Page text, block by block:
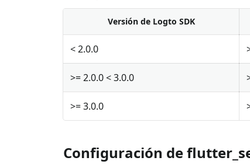
Versión de Logto SDK
< 2.0.0
>= 2.0.0 < 3.0.0
>= 3.0.0
Configuración de